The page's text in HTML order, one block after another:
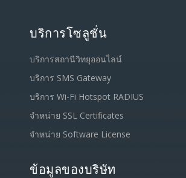
บริการโซลูชั่น
บริการสถานีวิทยุออนไลน์
บริการ SMS Gateway
บริการ Wi-Fi Hotspot RADIUS
จำหน่าย SSL Certificates
จำหน่าย Software License
ข้อมูลของบริษัท